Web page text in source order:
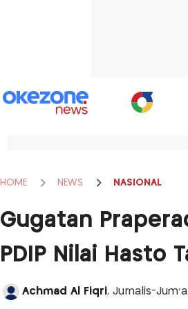
HOME NEWS NASIONAL
Gugatan
PDIP Nilai Hasto
Achmad Al Fiqri, Jurnalis-